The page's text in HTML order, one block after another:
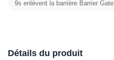
9s enlèvent la barrière Barrier Gate
Détails du produit